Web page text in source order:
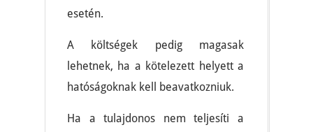
esetén.
A költségek pedig magasak
lehetnek, ha a kötelezett helyett a
hatóságoknak kell beavatkozniuk.
Ha a tulajdonos nem teljesíti a